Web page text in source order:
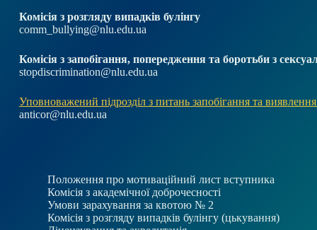
Комісія з розгляду випадків булінгу
comm_bullying@nlu.edu.ua
Комісія з запобігання, попередження та боротьби з
stopdiscrimination@nlu.edu.ua
Уповноважений підрозділ з питань запобігання та виявлення
anticor@nlu.edu.ua
Положення про мотиваційний лист вступника
Комісія з академічної доброчесності
Умови зарахування за квотою № 2
Комісія з розгляду випадків булінгу (цькування)